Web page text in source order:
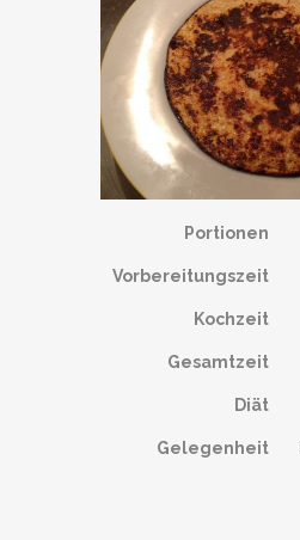
Portionen
Vorbereitungszeit
Kochzeit
Gesamtzeit
Diät
Gelegenheit